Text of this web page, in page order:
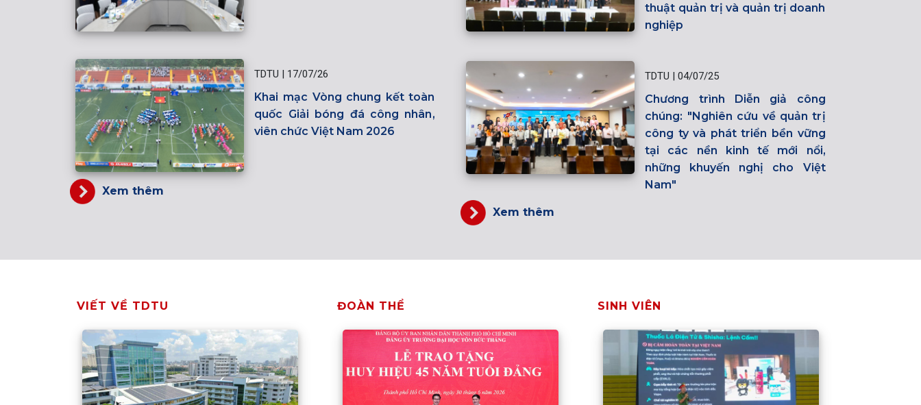
TDTU | 17/07/26
Khai mạc Vòng chung kết toàn
quốc Giải bóng đá công nhân,
viên chức Việt Nam 2026
Xem thêm
thuật quản trị và quản trị doanh
nghiệp
TDTU |04/07/25
Chương trình Diễn giả công
chúng: "Nghiên cứu về quản trị
công ty và phát triển bền vững
tại các nền kinh tế mới nổi,
những khuyến nghị cho Việt
Nam"
Xem thêm
VIẾT VỀ TDTU ĐOÀN THỂ SINH VIÊN